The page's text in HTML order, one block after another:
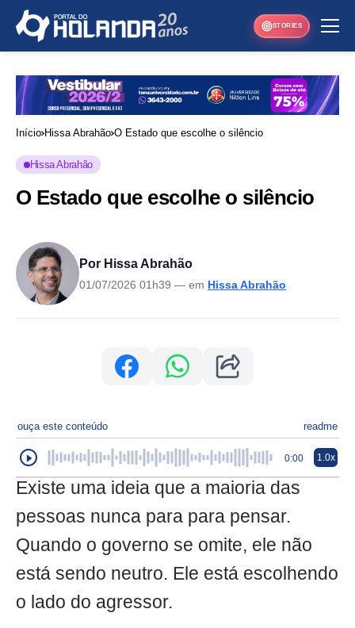
STORIES
Início Hissa Abrahão O Estado que escolhe o silêncio
Hissa Abrahão
O Estado que escolhe o silêncio
Por Hissa Abrahão
01/07/2026 01h39 — em Hissa Abrahão
ouça este conteúdo readme
0:00 1.0x
Existe uma ideia que a maioria das
pessoas nunca para para pensar.
Quando o governo se omite, ele não
está sendo neutro. Ele está escolhendo
o lado do agressor.